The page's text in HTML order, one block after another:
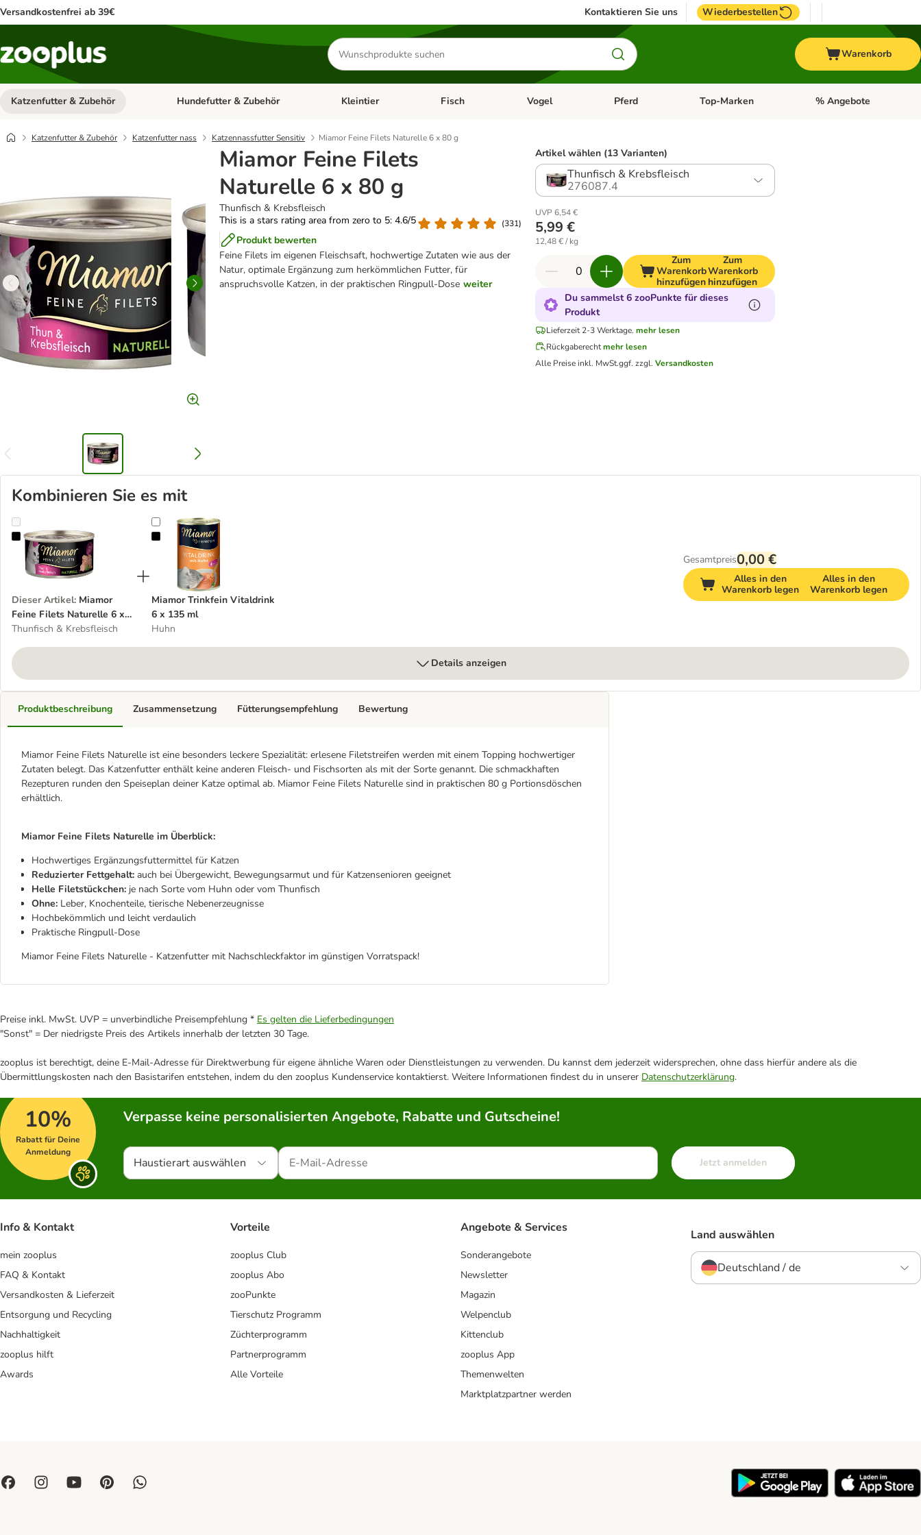
Versandkostenfrei ab 39€ Kontaktieren Sie uns Wiederbestellen
Produkte
suchen
Warenkorb
Katzenfutter & Zubehör Kategorie-Menü öffnen: Katzenfutter & Zubehör
Hundefutter & Zubehör Kategorie-Menü öffnen: Hundefutter & Zubehör
Kleintier Kategorie-Menü öffnen: Kleintier
Fisch Kategorie-Menü öffnen: Fisch
Vogel Kategorie-Menü öffnen: Vogel
Pferd Kategorie-Menü öffnen: Pferd
Top-Marken Kategorie-Menü öffnen:
% Angebote
Katzenfutter & Zubehör Katzenfutter nass Katzennassfutter Sensitiv Miamor Feine Filets Naturelle 6 x 80 g
Miamor Feine Filets
Naturelle 6 x 80 g
Thunfisch & Krebsfleisch
This is a stars rating area from zero to 5: 4.6/5
(331)
Produkt bewerten
Feine Filets im eigenen Fleischsaft, hochwertige Zutaten wie aus der
Natur, optimale Ergänzung zum herkömmlichen Futter, für
anspruchsvolle Katzen, in der praktischen Ringpull-Dose weiter
Artikel wählen (13 Varianten)
Thunfisch & Krebsfleisch
276087.4
UVP 6,54 €
5,99 €
12,48 € / kg
Zum
Warenkorb
hinzufügen
Zum
Warenkorb
hinzufügen
Du sammelst 6 zooPunkte für dieses
Produkt
Lieferzeit 2-3 Werktage. mehr lesen
Rückgaberecht mehr lesen
Alle Preise inkl. MwSt.ggf. zzgl. Versandkosten
Kombinieren Sie es mit
Miamor Feine Filets Naturelle 6 x 80 g
Dieser Artikel: Miamor
Feine Filets Naturelle 6 x
80 g
Thunfisch & Krebsfleisch
Miamor Trinkfein Vitaldrink 6 x 135 ml
Miamor Trinkfein Vitaldrink
6 x 135 ml
Huhn
Gesamtpreis0,00 €
Alles in den
Warenkorb legen
Alles in den
Warenkorb legen
Details anzeigen
Produktbeschreibung
Miamor Feine Filets Naturelle ist eine besonders leckere Spezialität: erlesene Filetstreifen werden mit einem Topping hochwertiger
Zutaten belegt. Das Katzenfutter enthält keine anderen Fleisch- und Fischsorten als mit der Sorte genannt. Die schmackhaften
Rezepturen runden den Speiseplan deiner Katze optimal ab. Miamor Feine Filets Naturelle sind in praktischen 80 g Portionsdöschen
erhältlich.
Miamor Feine Filets Naturelle im Überblick:
Hochwertiges Ergänzungsfuttermittel für Katzen
Reduzierter Fettgehalt: auch bei Übergewicht, Bewegungsarmut und für Katzensenioren geeignet
Helle Filetstückchen: je nach Sorte vom Huhn oder vom Thunfisch
Ohne: Leber, Knochenteile, tierische Nebenerzeugnisse
Hochbekömmlich und leicht verdaulich
Praktische Ringpull-Dose
Miamor Feine Filets Naturelle - Katzenfutter mit Nachschleckfaktor im günstigen Vorratspack!
Zusammensetzung Fütterungsempfehlung Bewertung
Preise inkl. MwSt. UVP = unverbindliche Preisempfehlung * Es gelten die Lieferbedingungen
"Sonst" = Der niedrigste Preis des Artikels innerhalb der letzten 30 Tage.
zooplus ist berechtigt, deine E-Mail-Adresse für Direktwerbung für eigene ähnliche Waren oder Dienstleistungen zu verwenden. Du kannst dem jederzeit widersprechen, ohne dass hierfür andere als die
Übermittlungskosten nach den Basistarifen entstehen, indem du den zooplus Kundenservice kontaktierst. Weitere Informationen findest du in unserer Datenschutzerklärung.
10%
Rabatt für Deine
Anmeldung
Verpasse keine personalisierten Angebote, Rabatte und Gutscheine!
Haustierart auswählen Jetzt anmelden
Info & Kontakt
mein zooplus
FAQ & Kontakt
Versandkosten & Lieferzeit
Entsorgung und Recycling
Nachhaltigkeit
zooplus hilft
Awards
Vorteile
zooplus Club
zooplus Abo
zooPunkte
Tierschutz Programm
Züchterprogramm
Partnerprogramm
Alle Vorteile
Angebote & Services
Sonderangebote
Newsletter
Magazin
Welpenclub
Kittenclub
zooplus App
Themenwelten
Marktplatzpartner werden
Land auswählen
Deutschland / de